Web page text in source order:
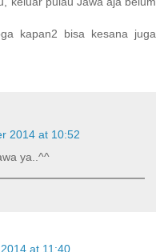
kapan2 bisa kesana juga
2014 at 10:52
ya..^^
at 11:40